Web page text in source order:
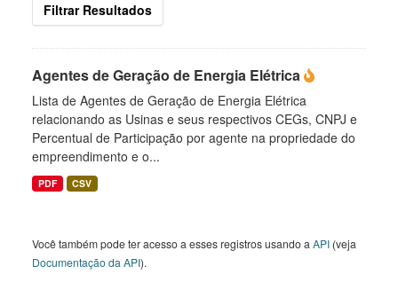
Filtrar Resultados
Agentes de Geração de Energia Elétrica
Lista de Agentes de Geração de Energia Elétrica
relacionando as Usinas e seus respectivos CEGs, CNPJ e
Percentual de Participação por agente na propriedade do
empreendimento e o...
PDF CSV
Você também pode ter acesso a esses registros usando a API (veja
Documentação da API).